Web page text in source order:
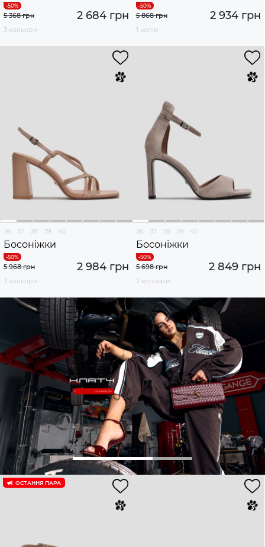
2 684 грн
5 368 грн
3 кольори
2 934 грн
5 868 грн
1 колір
36 37 38 39 40
Босоніжки
2 984 грн
5 968 грн
3 кольори
36 37 38 39 40
Босоніжки
2 849 грн
5 698 грн
2 кольори
ОСТАННЯ ПАРА